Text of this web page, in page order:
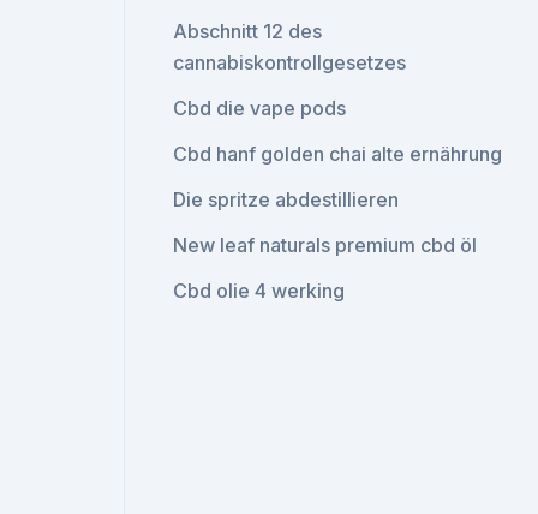
Abschnitt 12 des
cannabiskontrollgesetzes
Cbd die vape pods
Cbd hanf golden chai alte ernährung
Die spritze abdestillieren
New leaf naturals premium cbd öl
Cbd olie 4 werking